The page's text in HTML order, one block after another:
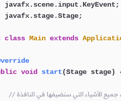
javafx.stage.Stage;
class Main extends
void start(Stage stage)
جميع الأشياء التي سنضيفها في النافذة